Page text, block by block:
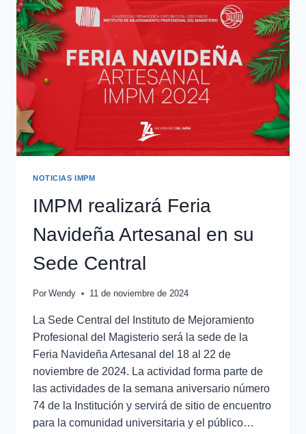
NOTICIAS IMPM
IMPM realizará Feria
Navideña Artesanal en su
Sede Central
Por Wendy 11 de noviembre de 2024
La Sede Central del Instituto de Mejoramiento
Profesional del Magisterio será la sede de la
Feria Navideña Artesanal del 18 al 22 de
noviembre de 2024. La actividad forma parte de
las actividades de la semana aniversario número
74 de la Institución y servirá de sitio de encuentro
para la comunidad universitaria y el público…